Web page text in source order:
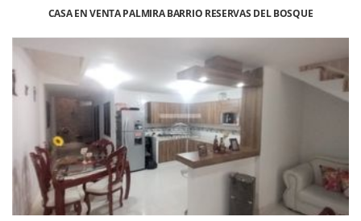
CASA EN VENTA PALMIRA BARRIO RESERVAS DEL BOSQUE